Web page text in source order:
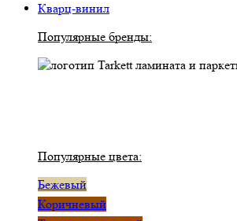
Кварц-винил
Популярные бренды:
Популярные цвета:
Бежевый
Коричневый